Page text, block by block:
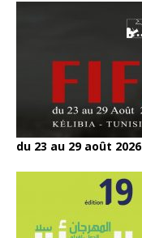
du 23 au 29 août 2026